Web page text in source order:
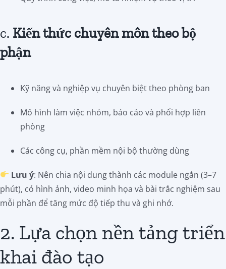
c. Kiến thức chuyên môn theo bộ
phận
Kỹ năng và nghiệp vụ chuyên biệt theo phòng ban
Mô hình làm việc nhóm, báo cáo và phối hợp liên
phòng
Các công cụ, phần mềm nội bộ thường dùng
Lưu ý: Nên chia nội dung thành các module ngắn (3–7
phút), có hình ảnh, video minh họa và bài trắc nghiệm sau
mỗi phần để tăng mức độ tiếp thu và ghi nhớ.
2. Lựa chọn nền tảng triển
khai đào tạo